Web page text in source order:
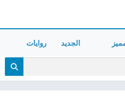
الجديد روايات